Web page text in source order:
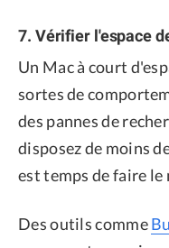
7. Vérifier l'espace
Un Mac à court
sortes de
des pannes de
disposez de moins
est temps de faire le
Des outils comme